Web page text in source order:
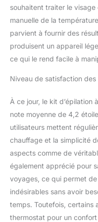
souhaitent traiter le visage
manuelle de la
parvient à fournir des
produisent un appareil
ce qui le rend facile à
Niveau de satisfaction des
À ce jour, le kit d’épilation
note moyenne de 4,2
utilisateurs mettent
chauffage et la simplicité
aspects comme de
également apprécié pour
voyages, ce qui permet
indésirables sans avoir
temps. Toutefois, certains
thermostat pour un confort